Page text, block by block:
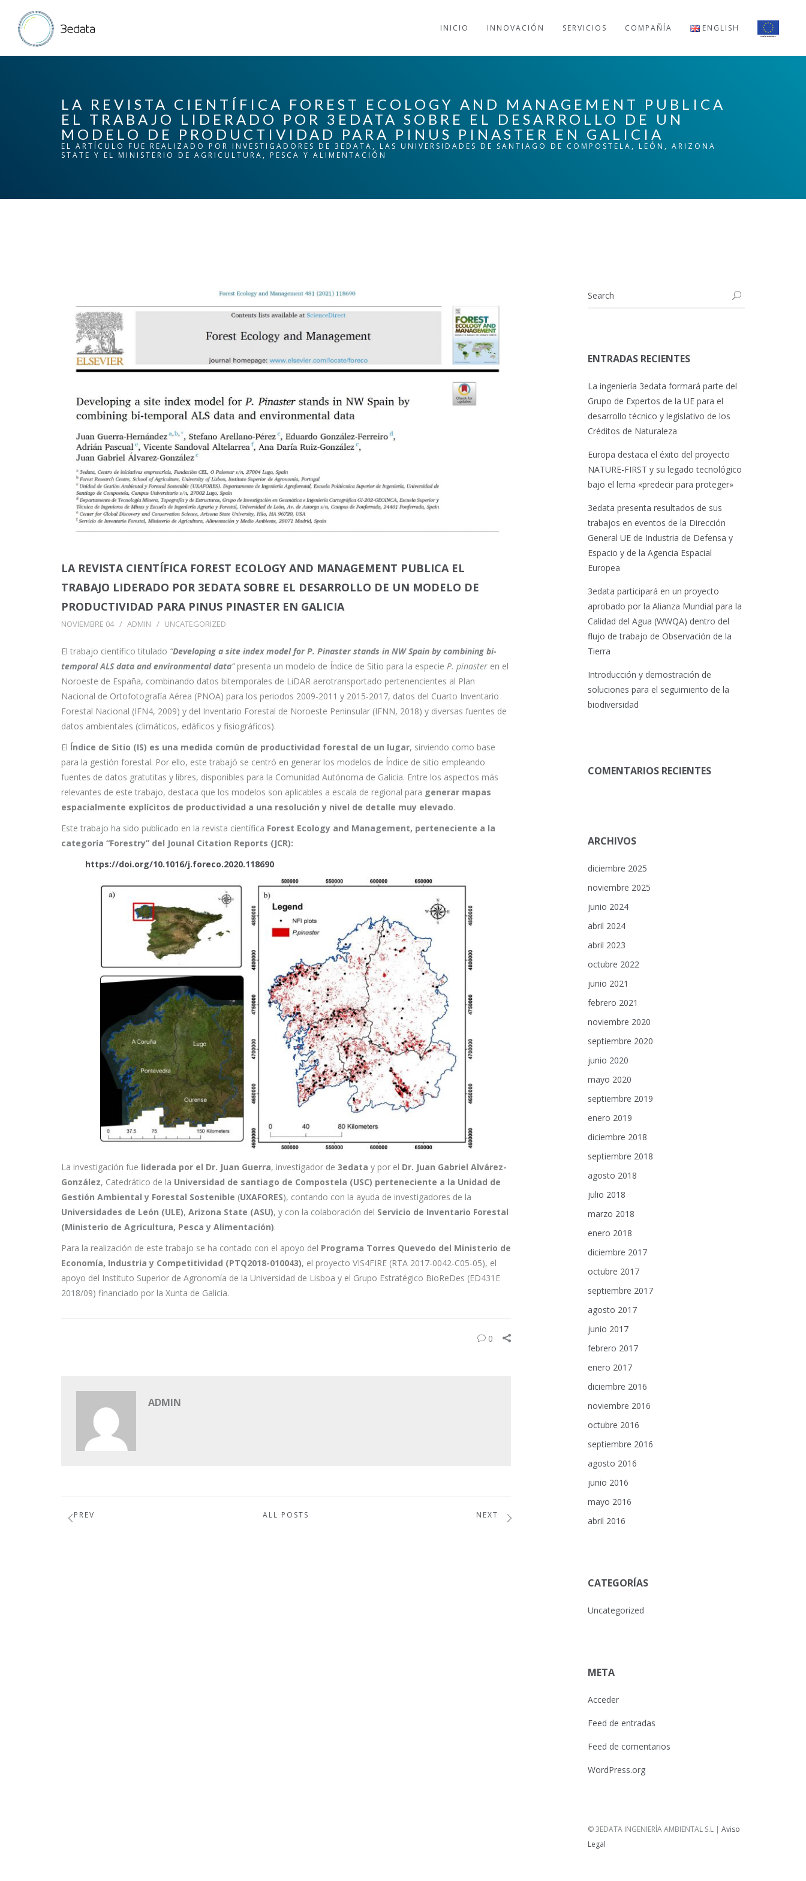
INICIO INNOVACIÓN SERVICIOS COMPAÑÍA ENGLISH
LA REVISTA CIENTÍFICA FOREST ECOLOGY AND MANAGEMENT PUBLICA
EL TRABAJO LIDERADO POR 3EDATA SOBRE EL DESARROLLO DE UN
MODELO DE PRODUCTIVIDAD PARA PINUS PINASTER EN GALICIA
EL ARTÍCULO FUE REALIZADO POR INVESTIGADORES DE 3EDATA, LAS UNIVERSIDADES DE SANTIAGO DE COMPOSTELA, LEÓN, ARIZONA
STATE Y EL MINISTERIO DE AGRICULTURA, PESCA Y ALIMENTACIÓN
LA REVISTA CIENTÍFICA FOREST ECOLOGY AND MANAGEMENT PUBLICA EL
TRABAJO LIDERADO POR 3EDATA SOBRE EL DESARROLLO DE UN MODELO DE
PRODUCTIVIDAD PARA PINUS PINASTER EN GALICIA
NOVIEMBRE 04 ADMIN UNCATEGORIZED
El trabajo científico titulado “Developing a site index model for P. Pinaster stands in NW Spain by combining bi-
temporal ALS data and environmental data” presenta un modelo de Índice de Sitio para la especie P. pinaster en el
Noroeste de España, combinando datos bitemporales de LiDAR aerotransportado pertenencientes al Plan
Nacional de Ortofotografía Aérea (PNOA) para los periodos 2009-2011 y 2015-2017, datos del Cuarto Inventario
Forestal Nacional (IFN4, 2009) y del Inventario Forestal de Noroeste Peninsular (IFNN, 2018) y diversas fuentes de
datos ambientales (climáticos, edáficos y fisiográficos).
El Índice de Sitio (IS) es una medida común de productividad forestal de un lugar, sirviendo como base
para la gestión forestal. Por ello, este trabajó se centró en generar los modelos de Índice de sitio empleando
fuentes de datos gratutitas y libres, disponibles para la Comunidad Autónoma de Galicia. Entre los aspectos más
relevantes de este trabajo, destaca que los modelos son aplicables a escala de regional para generar mapas
espacialmente explícitos de productividad a una resolución y nivel de detalle muy elevado.
Este trabajo ha sido publicado en la revista científica Forest Ecology and Management, perteneciente a la
categoría “Forestry” del Jounal Citation Reports (JCR):
https://doi.org/10.1016/j.foreco.2020.118690
La investigación fue liderada por el Dr. Juan Guerra, investigador de 3edata y por el Dr. Juan Gabriel Alvárez-
González, Catedrático de la Universidad de santiago de Compostela (USC) perteneciente a la Unidad de
Gestión Ambiental y Forestal Sostenible (UXAFORES), contando con la ayuda de investigadores de la
Universidades de León (ULE), Arizona State (ASU), y con la colaboración del Servicio de Inventario Forestal
(Ministerio de Agricultura, Pesca y Alimentación).
Para la realización de este trabajo se ha contado con el apoyo del Programa Torres Quevedo del Ministerio de
Economía, Industria y Competitividad (PTQ2018-010043), el proyecto VIS4FIRE (RTA 2017-0042-C05-05), el
apoyo del Instituto Superior de Agronomía de la Universidad de Lisboa y el Grupo Estratégico BioReDes (ED431E
2018/09) financiado por la Xunta de Galicia.
0
ADMIN
PREV ALL POSTS NEXT
ENTRADAS RECIENTES
La ingeniería 3edata formará parte del
Grupo de Expertos de la UE para el
desarrollo técnico y legislativo de los
Créditos de Naturaleza
Europa destaca el éxito del proyecto
NATURE-FIRST y su legado tecnológico
bajo el lema «predecir para proteger»
3edata presenta resultados de sus
trabajos en eventos de la Dirección
General UE de Industria de Defensa y
Espacio y de la Agencia Espacial
Europea
3edata participará en un proyecto
aprobado por la Alianza Mundial para la
Calidad del Agua (WWQA) dentro del
flujo de trabajo de Observación de la
Tierra
Introducción y demostración de
soluciones para el seguimiento de la
biodiversidad
COMENTARIOS RECIENTES
ARCHIVOS
diciembre 2025
noviembre 2025
junio 2024
abril 2024
abril 2023
octubre 2022
junio 2021
febrero 2021
noviembre 2020
septiembre 2020
junio 2020
mayo 2020
septiembre 2019
enero 2019
diciembre 2018
septiembre 2018
agosto 2018
julio 2018
marzo 2018
enero 2018
diciembre 2017
octubre 2017
septiembre 2017
agosto 2017
junio 2017
febrero 2017
enero 2017
diciembre 2016
noviembre 2016
octubre 2016
septiembre 2016
agosto 2016
junio 2016
mayo 2016
abril 2016
CATEGORÍAS
Uncategorized
META
Acceder
Feed de entradas
Feed de comentarios
WordPress.org
© 3EDATA INGENIERÍA AMBIENTAL S.L | Aviso
Legal